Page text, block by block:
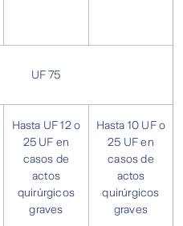
UF 75
Hasta UF 12 o
25 UF en
casos de
actos
quirúrgicos
graves
Hasta 10 UF o
25 UF en
casos de
actos
quirúrgicos
graves